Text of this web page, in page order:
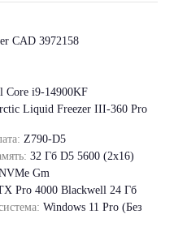
CAD 3972158
Core i9-14900KF
Liquid Freezer III-360 Pro
Z790-D5
32 Гб D5 5600 (2х16)
Gm
Pro 4000 Blackwell 24 Гб
Windows 11 Pro (Без